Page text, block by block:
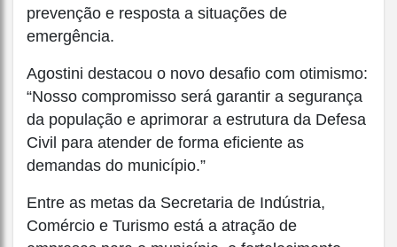
prevenção e resposta a situações de
emergência.
Agostini destacou o novo desafio com otimismo:
“Nosso compromisso será garantir a segurança
da população e aprimorar a estrutura da Defesa
Civil para atender de forma eficiente as
demandas do município.”
Entre as metas da Secretaria de Indústria,
Comércio e Turismo está a atração de